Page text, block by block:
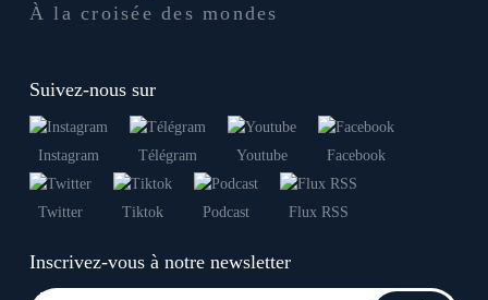
À la croisée des mondes
Suivez-nous sur
Instagram Télégram Youtube Facebook
Twitter Tiktok Podcast Flux RSS
Inscrivez-vous à notre newsletter